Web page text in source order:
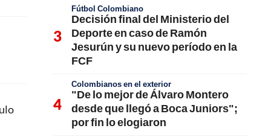
Fútbol Colombiano
Decisión final del Ministerio del
Deporte en caso de Ramón
Jesurún y su nuevo período en la
FCF
Colombianos en el exterior
"De lo mejor de Álvaro Montero
desde que llegó a Boca Juniors";
por fin lo elogiaron